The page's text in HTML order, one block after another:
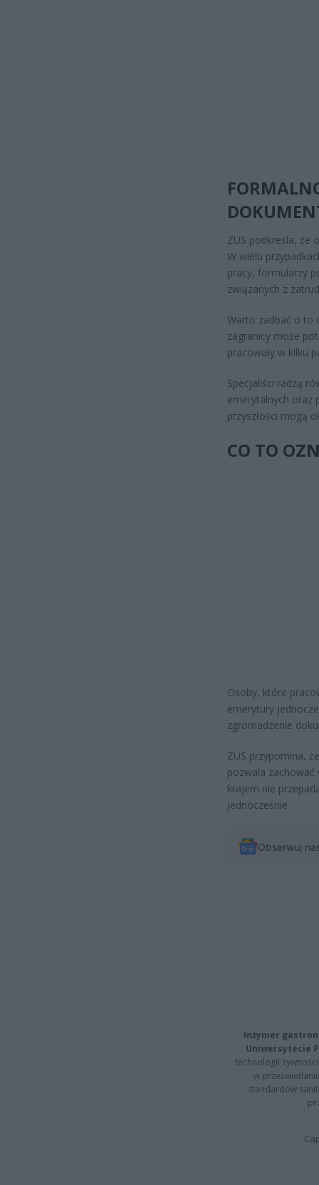
ZUS podkreśla, że
W wielu
pracy, formularzy
związanych z
Warto zadbać o to
zagranicy może
pracowały w kilku
Specjaliści radzą
emerytalnych oraz
przyszłości mogą
CO TO
Osoby, które
emerytury
zgromadzenie
ZUS przypomina,
pozwala
krajem nie
jednocześnie.
Obserwuj
Inżynier
Uniwersytecie
technologii
w
standardów